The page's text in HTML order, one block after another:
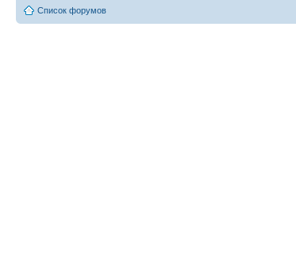
Список форумов